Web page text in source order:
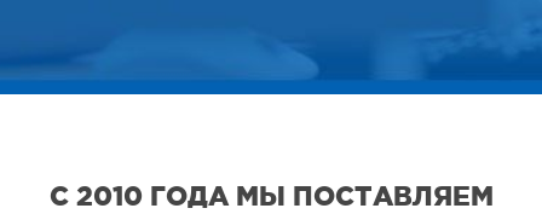
С 2010 ГОДА МЫ ПОСТАВЛЯЕМ